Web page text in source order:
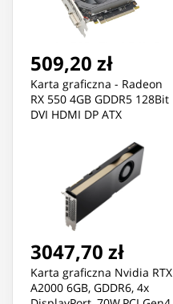
509,20 zł
Karta graficzna - Radeon
RX 550 4GB GDDR5 128Bit
DVI HDMI DP ATX
3047,70 zł
Karta graficzna Nvidia RTX
A2000 6GB, GDDR6, 4x